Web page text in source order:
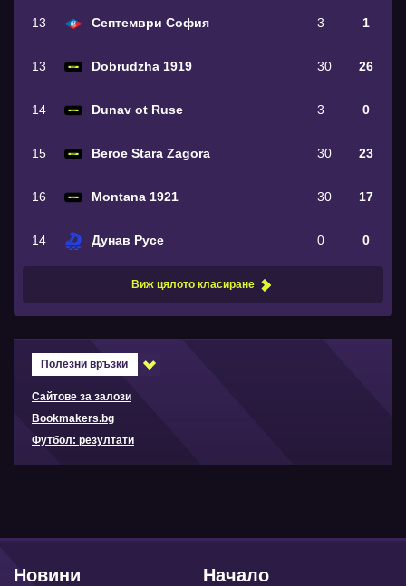
13 Септември София 3 1
13 Dobrudzha 1919 30 26
14 Dunav ot Ruse 3 0
15 Beroe Stara Zagora 30 23
16 Montana 1921 30 17
14 Дунав Русе 0 0
Виж цялото класиране
Полезни връзки
Сайтове за залози
Bookmakers.bg
Футбол: резултати
Начало
Новини